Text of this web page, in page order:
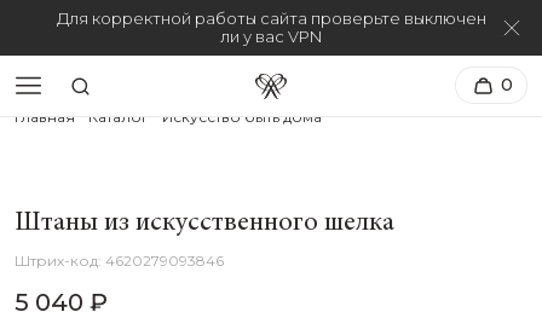
Для корректной работы сайта проверьте выключен
ли у вас VPN
0
Главная Каталог Искусство быть дома
Штаны из искусственного шелка
4620279093846
5 040 ₽